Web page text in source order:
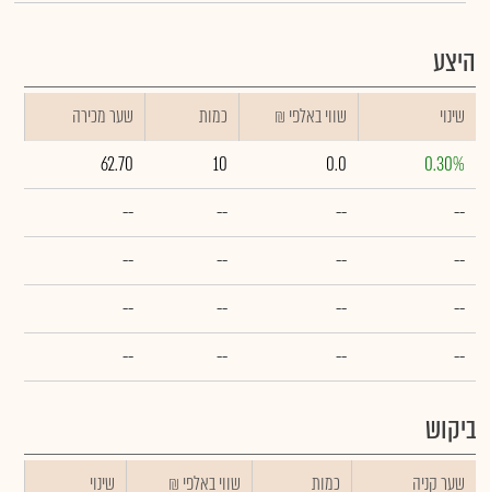
היצע
שינוי ₪ שווי באלפי כמות
שער מכירה
0.30%
0.0
10
62.70
--
--
--
--
--
--
--
--
--
--
--
--
--
--
--
--
ביקוש
שער קניה כמות ₪ שווי באלפי
שינוי